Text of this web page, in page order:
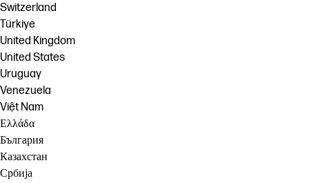
Switzerland
Türkiye
United Kingdom
United States
Uruguay
Venezuela
Việt Nam
Ελλάδα
България
Казахстан
Србија